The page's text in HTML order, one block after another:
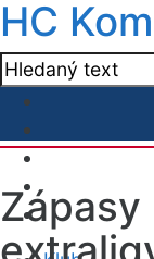
HC
Zápasy